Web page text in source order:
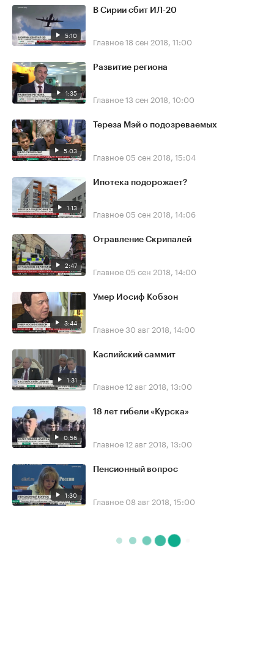
5:10
В Сирии сбит ИЛ-20
Главное18 сен 2018, 11:00
1:35
Развитие региона
Главное13 сен 2018, 10:00
5:03
Тереза Мэй о подозреваемых
Главное 05 сен 2018, 15:04
1:13
Ипотека подорожает?
Главное 05 сен 2018, 14:06
2:47
Отравление Скрипалей
Главное 05 сен 2018, 14:00
3:44
Умер Иосиф Кобзон
Главное30 авг 2018, 14:00
1:31
Каспийский саммит
Главное12 авг 2018, 13:00
0:56
18 лет гибели «Курска»
Главное12 авг 2018, 13:00
1:30
Пенсионный вопрос
Главное 08 авг 2018, 15:00